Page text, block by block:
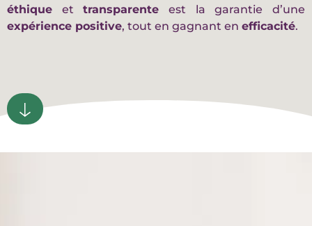
éthique ettransparente est la garantie d’une
expérience positive, tout en gagnant en efficacité.